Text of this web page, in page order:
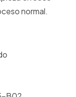
normal.